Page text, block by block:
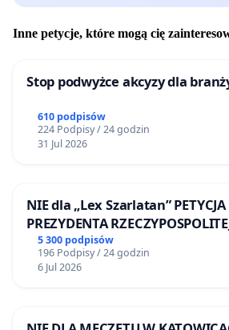
Inne petycje, które mogą cię
Stop podwyżce akcyzy dla
610 podpisów
224 Podpisy / 24 godzin
31 Jul 2026
NIE dla „Lex Szarlatan”
PREZYDENTA
5 300 podpisów
196 Podpisy / 24 godzin
6 Jul 2026